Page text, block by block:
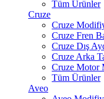
Tüm Ürünler
Cruze
Cruze
Cruze Fren
Cruze Dış
Cruze Arka
Cruze Motor
Tüm Ürünler
Aveo